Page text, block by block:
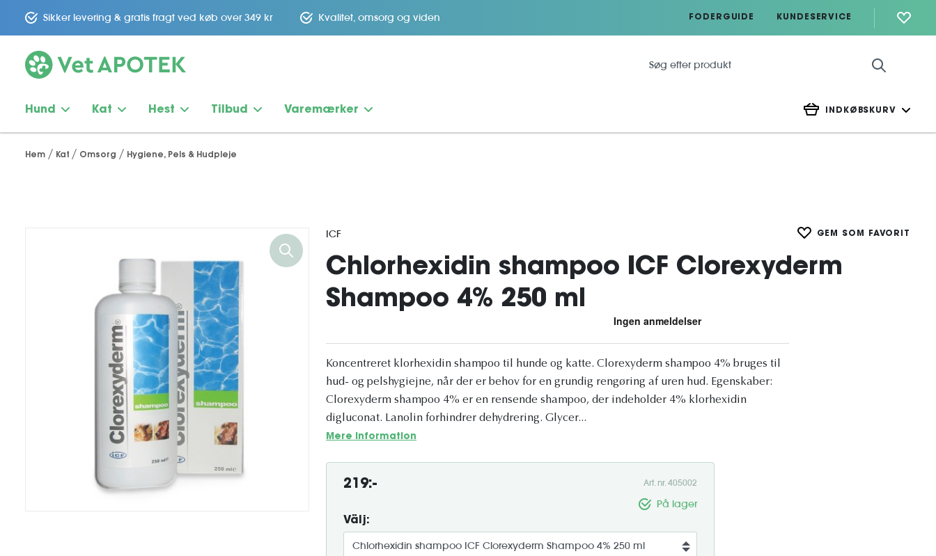
Sikker levering & gratis fragt ved køb over 349 kr Kvalitet, omsorg og viden FODERGUIDE KUNDESERVICE
Hund Kat Hest Tilbud Varemærker INDKØBSKURV
Hem Kat Omsorg Hygiene, Pels & Hudpleje
ICF GEM SOM FAVORIT
Chlorhexidin shampoo ICF Clorexyderm
Shampoo 4% 250 ml
Koncentreret klorhexidin shampoo til hunde og katte. Clorexyderm shampoo 4% bruges til
hud- og pelshygiejne, når der er behov for en grundig rengøring af uren hud. Egenskaber:
Clorexyderm shampoo 4% er en rensende shampoo, der indeholder 4% klorhexidin
digluconat. Lanolin forhindrer dehydrering. Glycer...
Mere information
219:- Art. nr. 405002
På lager
Välj: